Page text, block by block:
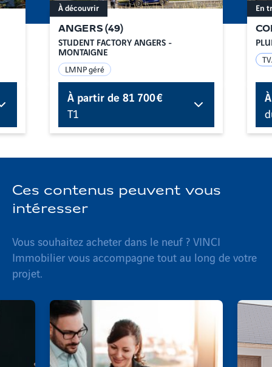
ANGERS(49)
STUDENT FACTORY ANGERS -
MONTAIGNE
À découvrir
LMNP géré
À partir de81 700 €
T1
En
Ces contenus peuvent vous
intéresser
Vous souhaitez acheter dans le neuf ? VINCI
Immobilier vous accompagne tout au long de votre
projet.